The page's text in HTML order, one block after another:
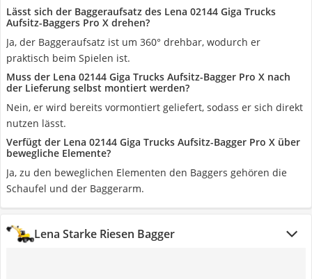
Lässt sich der Baggeraufsatz des Lena 02144 Giga Trucks
Aufsitz-Baggers Pro X drehen?
Ja, der Baggeraufsatz ist um 360° drehbar, wodurch er
praktisch beim Spielen ist.
Muss der Lena 02144 Giga Trucks Aufsitz-Bagger Pro X nach
der Lieferung selbst montiert werden?
Nein, er wird bereits vormontiert geliefert, sodass er sich direkt
nutzen lässt.
Verfügt der Lena 02144 Giga Trucks Aufsitz-Bagger Pro X über
bewegliche Elemente?
Ja, zu den beweglichen Elementen den Baggers gehören die
Schaufel und der Baggerarm.
Lena Starke Riesen Bagger